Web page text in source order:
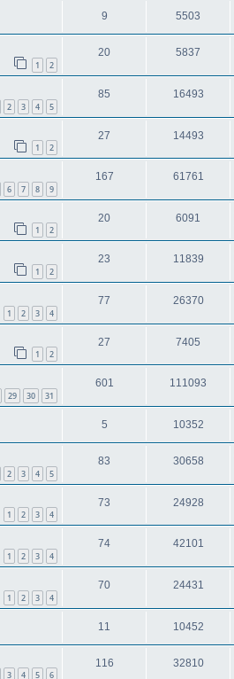
9 5503
1 2
20 5837
2 3 4 5
85 16493
1 2
27 14493
6 7 8 9
167 61761
1 2
20 6091
1 2
23 11839
1 2 3 4
77 26370
1 2
27 7405
29 30 31
601 111093
5 10352
2 3 4 5
83 30658
1 2 3 4
73 24928
1 2 3 4
74 42101
1 2 3 4
70 24431
11 10452
3 4 5 6
116 32810